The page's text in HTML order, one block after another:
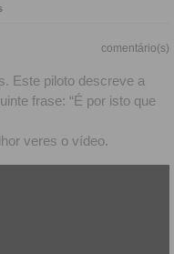
comentário(s)
Este piloto descreve a
frase: “É por isto que
veres o vídeo.